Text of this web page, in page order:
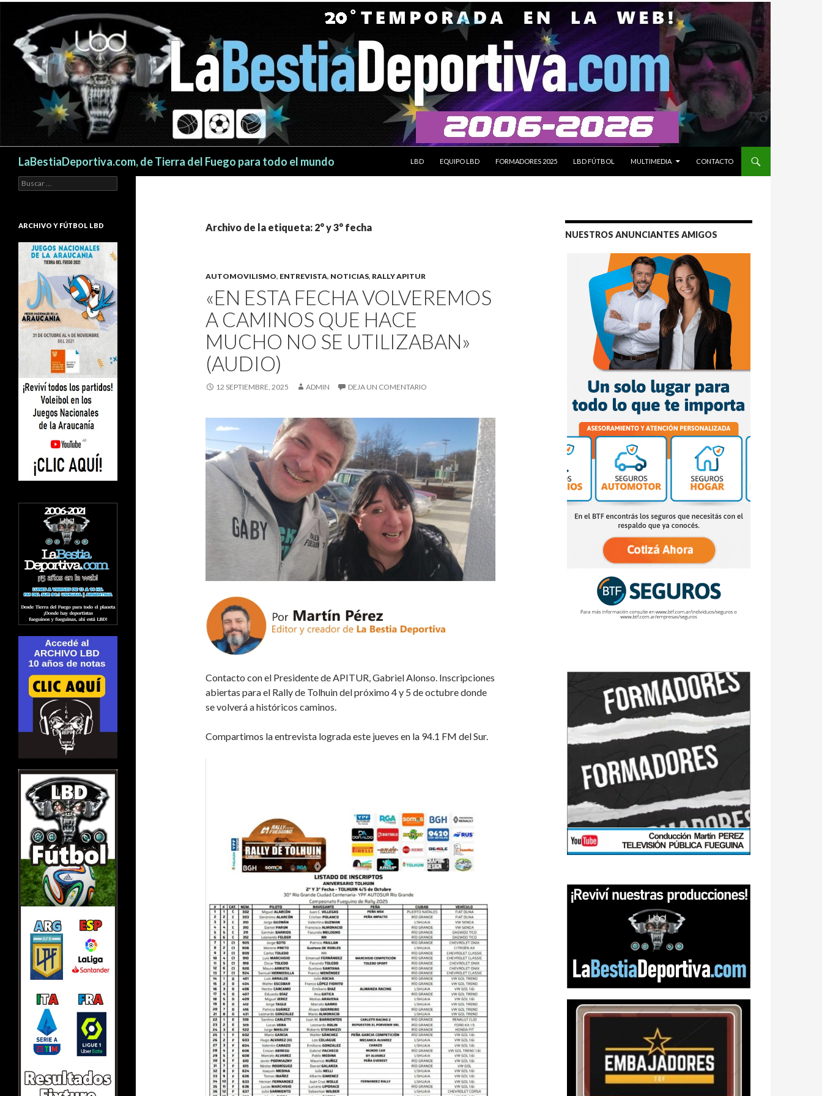
LaBestiaDeportiva.com, de Tierra del Fuego para todo el mundo
LBD
EQUIPO LBD FORMADORES 2025 LBD FÚTBOL MULTIMEDIA CONTACTO
Archivo de la etiqueta: 2° y 3° fecha
AUTOMOVILISMO, ENTREVISTA, NOTICIAS, RALLY APITUR
«EN ESTA FECHA VOLVEREMOS
A CAMINOS QUE HACE
MUCHO NO SE UTILIZABAN»
(AUDIO)
12 SEPTIEMBRE, 2025 ADMIN DEJA UN COMENTARIO
Contacto con el Presidente de APITUR, Gabriel Alonso. Inscripciones
abiertas para el Rally de Tolhuin del próximo 4 y 5 de octubre donde
se volverá a históricos caminos.
Compartimos la entrevista lograda este jueves en la 94.1 FM del Sur.
NUESTROS ANUNCIANTES AMIGOS
Buscar:
ARCHIVO Y FÚTBOL LBD